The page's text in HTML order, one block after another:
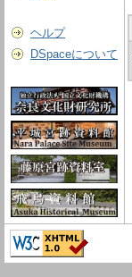
ヘルプ
DSpaceについて